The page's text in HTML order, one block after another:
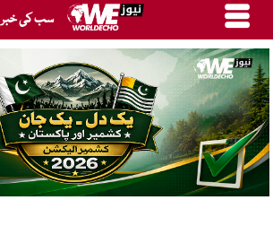
سب کی خبر